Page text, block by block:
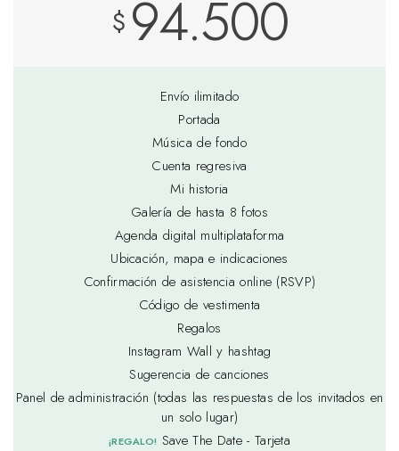
$ 94.500
Envío ilimitado
Portada
Música de fondo
Cuenta regresiva
Mi historia
Galería de hasta 8 fotos
Agenda digital multiplataforma
Ubicación, mapa e indicaciones
Confirmación de asistencia online (RSVP)
Código de vestimenta
Regalos
Instagram Wall y hashtag
Sugerencia de canciones
Panel de administración (todas las respuestas de los invitados en
un solo lugar)
¡REGALO! Save The Date - Tarjeta